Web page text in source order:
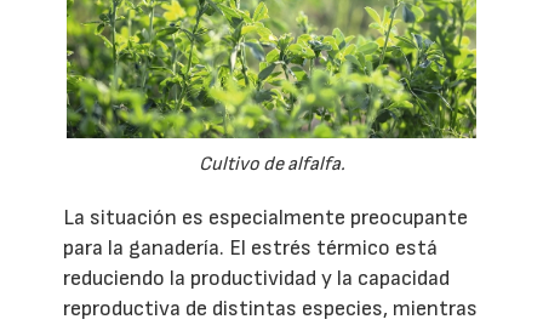
Cultivo de alfalfa.
La situación es especialmente preocupante
para la ganadería. El estrés térmico está
reduciendo la productividad y la capacidad
reproductiva de distintas especies, mientras